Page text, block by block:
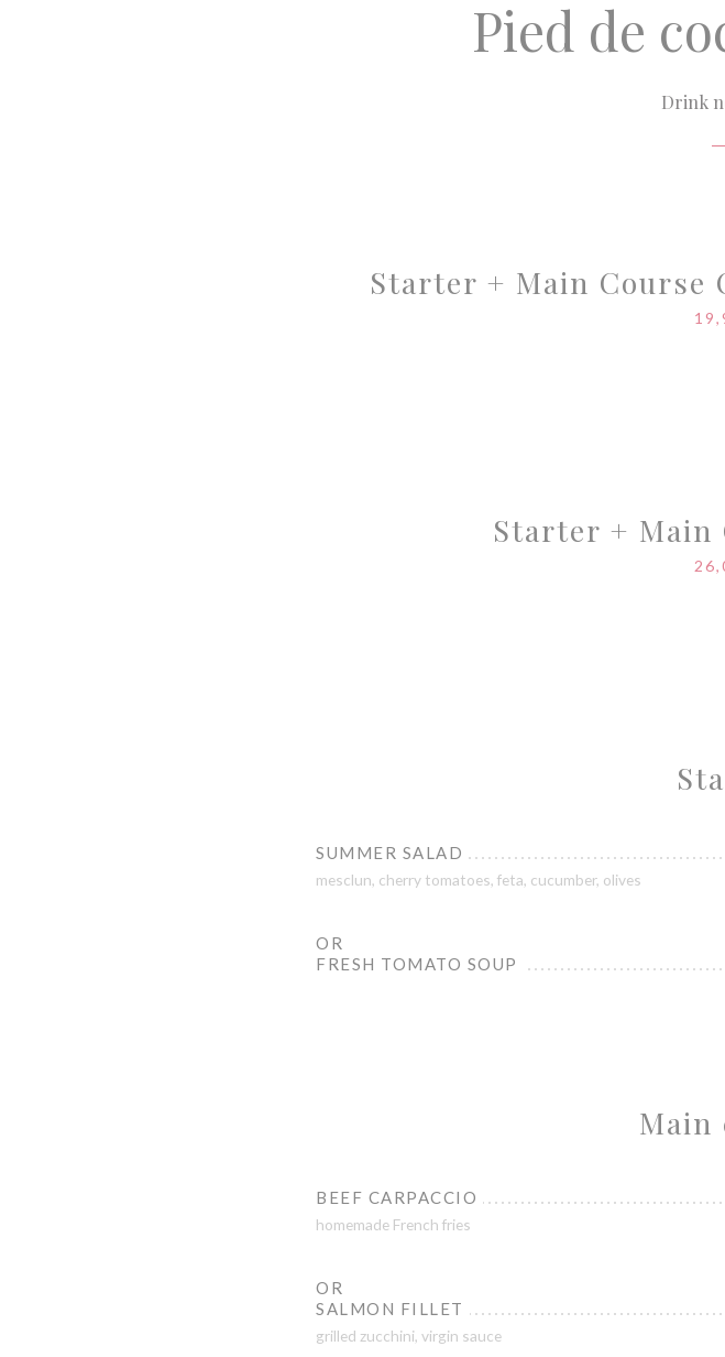
Pied de
Drink
Starter + Main Course
Starter + Main
SUMMER SALAD
mesclun, cherry tomatoes, feta, cucumber, olives
OR
FRESH TOMATO SOUP
Main
BEEF CARPACCIO
homemade French fries
OR
SALMON FILLET
grilled zucchini, virgin sauce